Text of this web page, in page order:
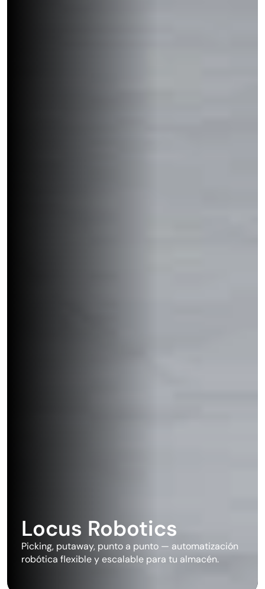
Locus Robotics
Picking, putaway, punto a punto — automatización
robótica flexible y escalable para tu almacén.